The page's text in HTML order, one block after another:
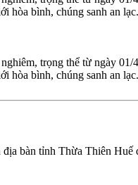
bình, chúng sanh an
trọng thể từ ngày
bình, chúng sanh an
bàn tỉnh Thừa Thiên